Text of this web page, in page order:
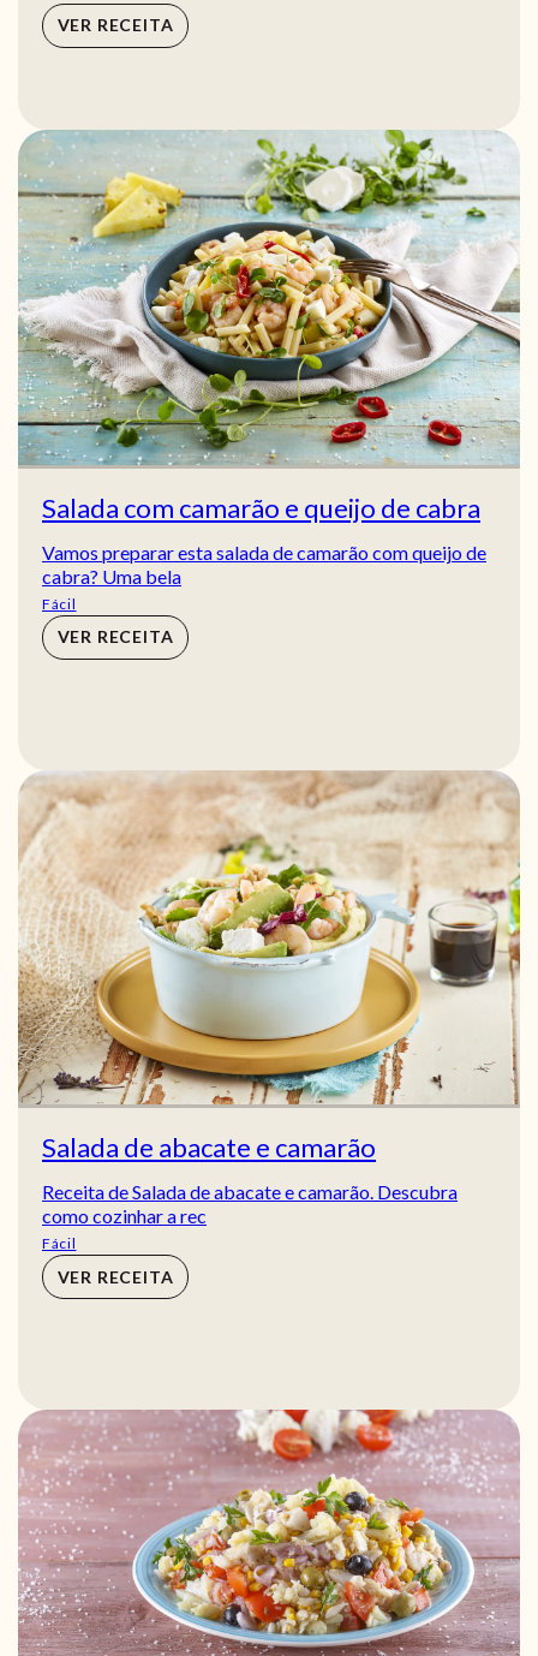
VER RECEITA
Salada com camarão e queijo de cabra
Vamos preparar esta salada de camarão com queijo de
cabra? Uma bela
Fácil
VER RECEITA
Salada de abacate e camarão
Receita de Salada de abacate e camarão. Descubra
como cozinhar a rec
Fácil
VER RECEITA